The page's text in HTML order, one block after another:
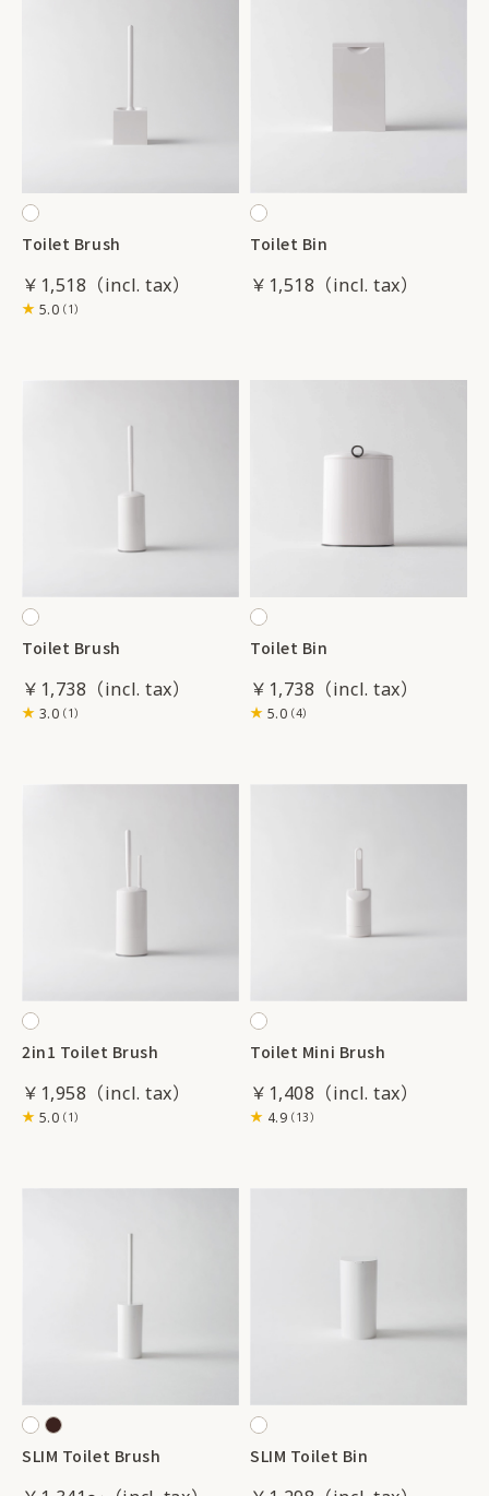
Toilet Brush
￥1,518
5.0（1）
Toilet Bin
￥1,518
Toilet Brush
￥1,738
3.0（1）
Toilet Bin
￥1,738
5.0（4）
2in1 Toilet Brush
￥1,958
5.0（1）
Toilet Mini Brush
￥1,408
4.9（13）
SLIM Toilet Brush SLIM Toilet Bin